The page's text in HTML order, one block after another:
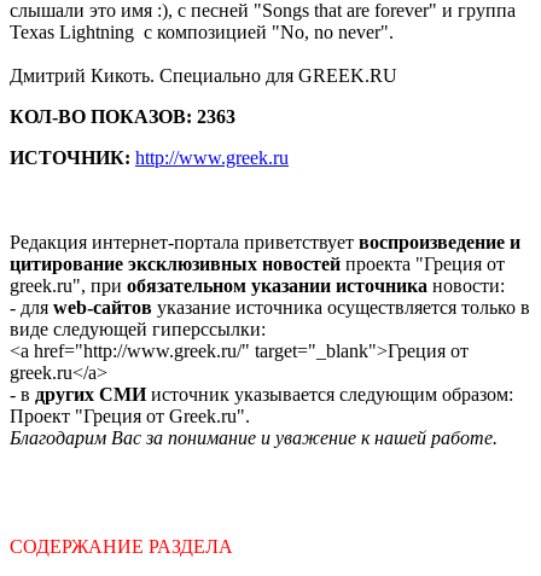
слышали это имя :), с песней "Songs that are forever" и группа
Texas Lightning с композицией "No, no never".
Дмитрий Кикоть. Специально для GREEK.RU
КОЛ-ВО ПОКАЗОВ: 2363
ИСТОЧНИК: http://www.greek.ru
Редакция интернет-портала приветствует воспроизведение и
цитирование эксклюзивных новостей проекта "Греция от
greek.ru", при обязательном указании источника новости:
- для web-сайтов указание источника осуществляется только в
виде следующей гиперссылки:
<a href="http://www.greek.ru/" target="_blank">Греция от
greek.ru</a>
- в других СМИисточник указывается следующим образом:
Проект "Греция от Greek.ru".
Благодарим Вас за понимание и уважение к нашей работе.
СОДЕРЖАНИЕ РАЗДЕЛА